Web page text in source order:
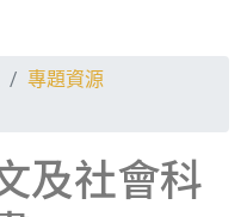
專題資源
及社會科